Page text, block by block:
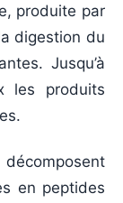
produite par
digestion du
Jusqu’à
les produits
en peptides